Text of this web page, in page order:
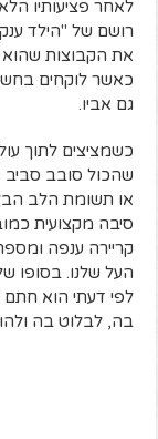
לאחר פציעותיו
רושם של "הילד
את הקבוצות
כאשר לוקחים
גם אביו.
כשמציצים לתוך
שהכול סובב
או תשומת הלב
סיבה מקצועית
קריירה ענפה
העל שלנו. בסופו
לפי דעתי הוא
בה, לבלוט בה